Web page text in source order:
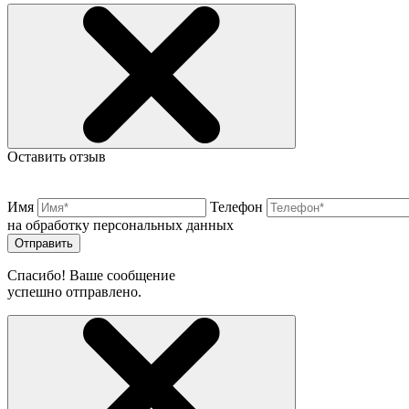
Оставить отзыв
Имя Телефон
на обработку персональных данных
Отправить
Спасибо! Ваше сообщение
успешно отправлено.